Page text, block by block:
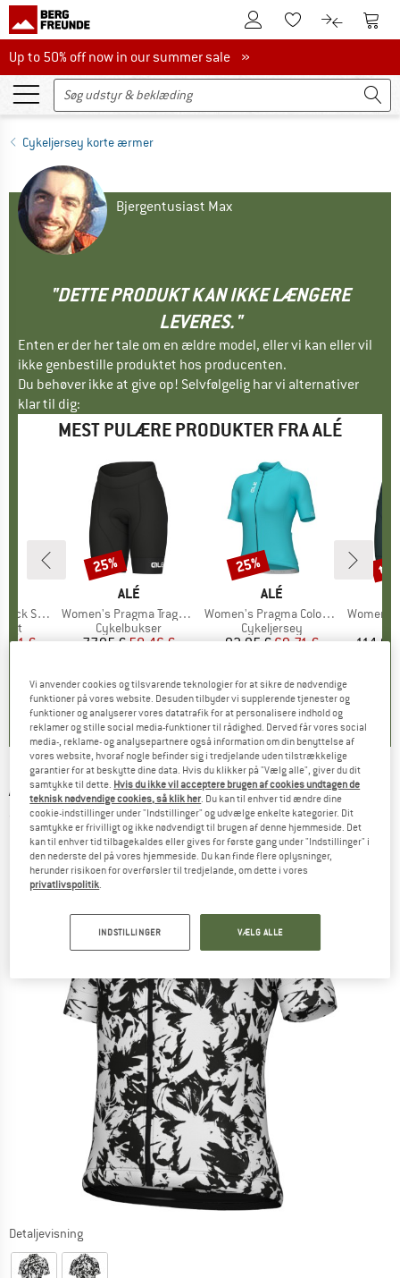
Til kundekontoenTil huskesedlen.
Til Til
Up to 50% off now in our summer sale
Up to 50% off now in our summer sale »
Cykeljersey korte ærmer
Bjergentusiast Max
"DETTE PRODUKT KAN IKKE LÆNGERE
LEVERES."
Enten er der her tale om en ældre model, eller vi kan eller vil
ikke genbestille produktet hos producenten.
Du behøver ikke at give op! Selvfølgelig har vi alternativer
klar til dig:
MEST PULÆRE PRODUKTER FRA ALÉ
Unitard
pris
€
MÆRKE
ALÉ
Artikel
Women's Pragma Traguardo 2.0 Shorts
Produktgruppe
Cykelbukser
Pris
77,95 €Nedsat pris
58,46 €
5,0(2)
Rabat
25%
MÆRKE
ALÉ
Artikel
Women's Pragma Color Block S/S Jersey
Produktgruppe
Cykeljersey
Pris
92,95 €Nedsat pris
69,71 €
0,0(0)
Rabat
25%
Artikel
Women's
114,95
til
ALÉ -Kid's Essenza S/S Jersey - Cykeljersey
(0)
Detaljevisning
Vi anvender cookies og tilsvarende teknologier for at sikre de nødvendige
funktioner på vores website. Desuden tilbyder vi supplerende tjenester og
funktioner og analyserer vores datatrafik for at personalisere indhold og
reklamer og stille social media-funktioner til rådighed. Derved får vores social
media-, reklame- og analysepartnere også information om din benyttelse af
vores website, hvoraf nogle befinder sig i tredjelande uden tilstrækkelige
garantier for at beskytte dine data. Hvis du klikker på "Vælg alle", giver du dit
samtykke til dette. Hvis du ikke vil acceptere brugen af cookies undtagen de
teknisk nødvendige cookies, så klik her. Du kan til enhver tid ændre dine
cookie-indstillinger under "Indstillinger" og udvælge enkelte kategorier. Dit
samtykke er frivilligt og ikke nødvendigt til brugen af denne hjemmeside. Det
kan til enhver tid tilbagekaldes eller gives for første gang under "Indstillinger" i
den nederste del på vores hjemmeside. Du kan finde flere oplysninger,
herunder risikoen for overførsler til tredjelande, om dette i vores
privatlivspolitik.
INDSTILLINGER VÆLG ALLE